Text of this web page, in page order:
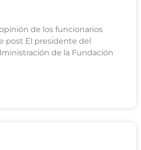
de los funcionarios
post El presidente del
de la Fundación